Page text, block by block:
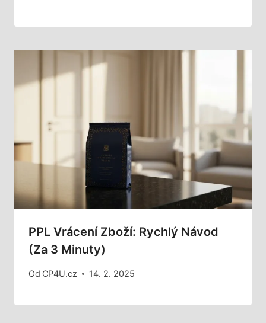
PPL Vrácení Zboží: Rychlý Návod
(za 3 Minuty)
Od CP4U.cz 14. 2. 2025